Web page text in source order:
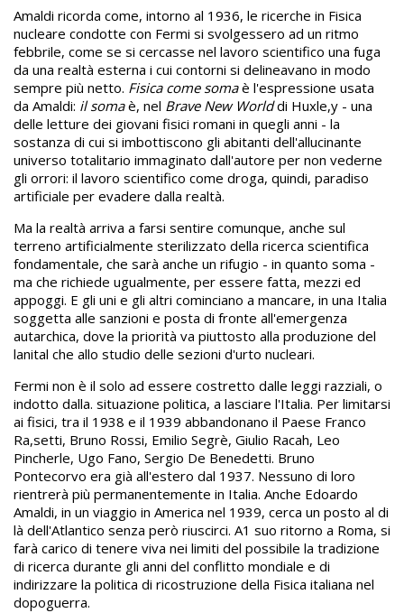
Amaldi ricorda come, intorno al 1936, le ricerche in Fisica
nucleare condotte con Fermi si svolgessero ad un ritmo
febbrile, come se si cercasse nel lavoro scientifico una fuga
da una realtà esterna i cui contorni si delineavano in modo
sempre più netto. Fisica come somaè l'espressione usata
da Amaldi: il somaè, nel Brave New Worlddi Huxle,y - una
delle letture dei giovani fisici romani in quegli anni - la
sostanza di cui si imbottiscono gli abitanti dell'allucinante
universo totalitario immaginato dall'autore per non vederne
gli orrori: il lavoro scientifico come droga, quindi, paradiso
artificiale per evadere dalla realtà.
Ma la realtà arriva a farsi sentire comunque, anche sul
terreno artificialmente sterilizzato della ricerca scientifica
fondamentale, che sarà anche un rifugio - in quanto soma -
ma che richiede ugualmente, per essere fatta, mezzi ed
appoggi. E gli uni e gli altri cominciano a mancare, in una Italia
soggetta alle sanzioni e posta di fronte all'emergenza
autarchica, dove la priorità va piuttosto alla produzione del
lanital che allo studio delle sezioni d'urto nucleari.
Fermi non è il solo ad essere costretto dalle leggi razziali, o
indotto dalla. situazione politica, a lasciare l'Italia. Per limitarsi
ai fisici, tra il 1938 e il 1939 abbandonano il Paese Franco
Ra,setti, Bruno Rossi, Emilio Segrè, Giulio Racah, Leo
Pincherle, Ugo Fano, Sergio De Benedetti. Bruno
Pontecorvo era già all'estero dal 1937. Nessuno di loro
rientrerà più permanentemente in Italia. Anche Edoardo
Amaldi, in un viaggio in America nel 1939, cerca un posto al di
là dell'Atlantico senza però riuscirci. A1 suo ritorno a Roma, si
farà carico di tenere viva nei limiti del possibile la tradizione
di ricerca durante gli anni del conflitto mondiale e di
indirizzare la politica di ricostruzione della Fisica italiana nel
dopoguerra.